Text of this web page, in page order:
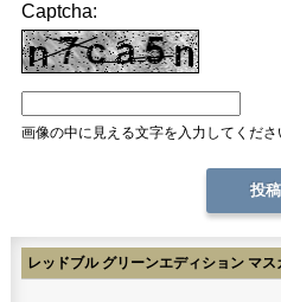
Captcha:
画像の中に見える文字を入力してくださ
レッドブル グリーンエディション マ